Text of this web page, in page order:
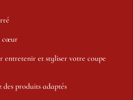
cœur
entretenir et styliser votre coupe
des produits adaptés